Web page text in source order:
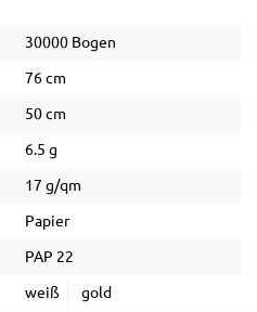
30000 Bogen
76 cm
50 cm
6.5 g
17 g/qm
Papier
PAP 22
weiß gold